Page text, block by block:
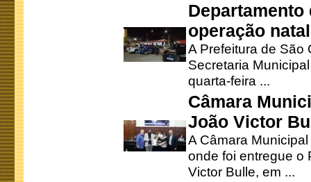
operação
A Prefeitura de São
Secretaria
quarta-feira ...
Câmara
João Victor
A Câmara
onde foi entregue o
Victor Bulle, em ...